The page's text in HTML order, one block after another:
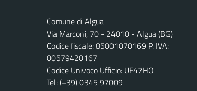
Comune di Algua
Via Marconi, 70 - 24010 - Algua (BG)
Codice fiscale: 85001070169 P. IVA:
00579420167
Codice Univoco Ufficio: UF47HO
Tel:(+39) 0345 97009